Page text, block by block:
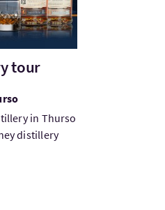
tour
in Thurso
distillery